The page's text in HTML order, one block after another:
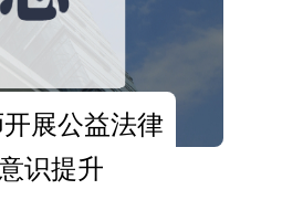
展公益法律
识提升